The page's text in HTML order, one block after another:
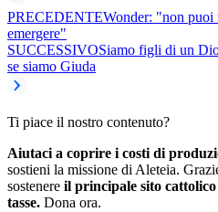
PRECEDENTEWonder: "non puoi
emergere"
SUCCESSIVOSiamo figli di un
se siamo Giuda
Ti piace il nostro contenuto?
Aiutaci a coprire i costi di
sostieni la missione di Aleteia.
sostenere il principale sito
tasse. Dona ora.